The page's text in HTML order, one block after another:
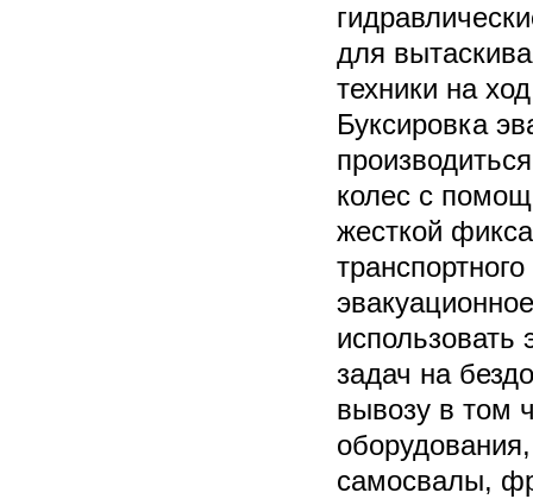
для
техники на
Буксировка
колес с
жесткой
использовать
задач на
вывозу в том
самосвалы,